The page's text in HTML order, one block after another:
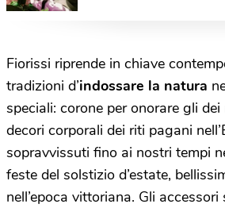
Fiorissi riprende in chiave
tradizioni d’indossare la natura
speciali: corone per onorare gli
decori corporali dei riti pagani
sopravvissuti fino ai nostri tempi
feste del solstizio d’estate,
nell’epoca vittoriana. Gli